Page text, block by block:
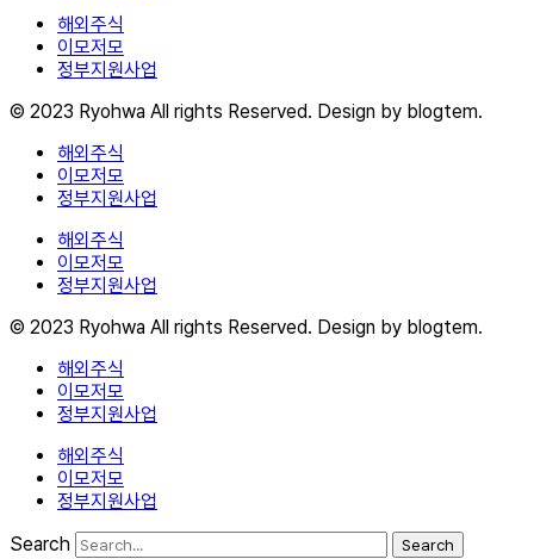
해외주식
이모저모
정부지원사업
© 2023 Ryohwa All rights Reserved. Design by blogtem.
해외주식
이모저모
정부지원사업
해외주식
이모저모
정부지원사업
© 2023 Ryohwa All rights Reserved. Design by blogtem.
해외주식
이모저모
정부지원사업
해외주식
이모저모
정부지원사업
Search
Search